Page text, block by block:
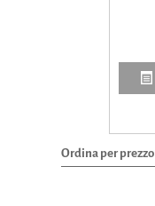
Ordina per prezzo